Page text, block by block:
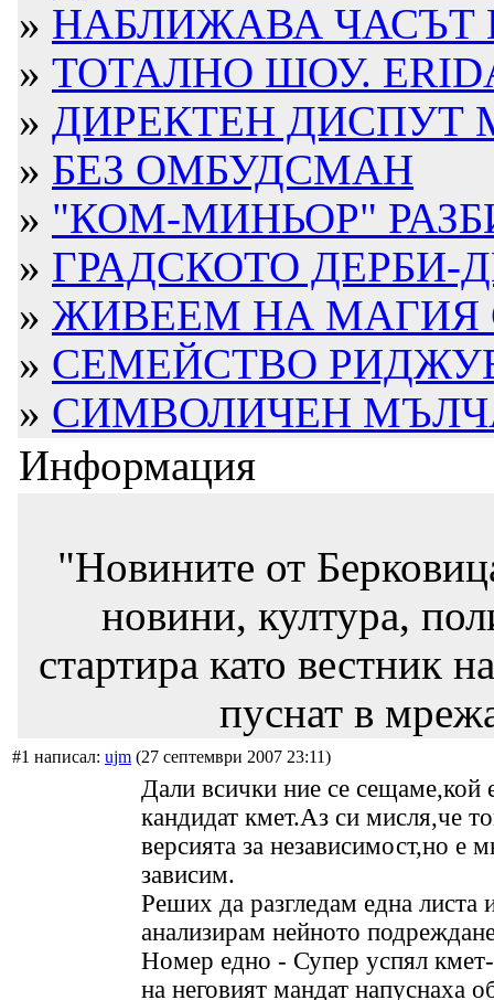
» НАБЛИЖАВА ЧАСЪТ
» ТОТАЛНО ШОУ.
» ДИРЕКТЕН ДИСПУТ
» БЕЗ ОМБУДСМАН
» "КОМ-МИНЬОР"
» ГРАДСКОТО ДЕРБИ-
» ЖИВЕЕМ НА МАГИЯ
» СЕМЕЙСТВО
» СИМВОЛИЧЕН
Информация
"Новините от
новини, култура,
стартира като вестник
пуснат в
#1 написал: ujm (27 септември 2007 23:11)
Дали всички ние се сещаме,кой
кандидат кмет.Аз си мисля,че
версията за независимост,но е
зависим.
Реших да разгледам една листа
анализирам нейното
Номер едно - Супер успял
на неговият мандат напуснаха